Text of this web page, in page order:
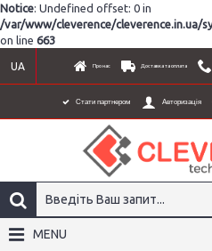
Notice: Undefined offset: 0 in
/var/www/cleverence/
on line 663
Про нас Доставка та оплата
UA
Стати партнером Авторизація
MENU